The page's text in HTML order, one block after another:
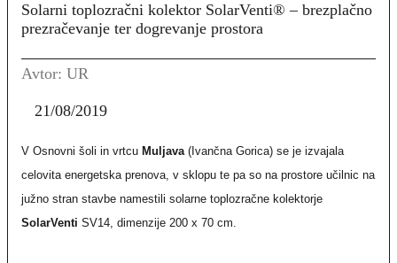
Solarni toplozračni kolektor SolarVenti® – brezplačno
prezračevanje ter dogrevanje prostora
Avtor: UR
21/08/2019
V Osnovni šoli in vrtcu Muljava(Ivančna Gorica) se je izvajala
celovita energetska prenova, v sklopu te pa so na prostore učilnic na
južno stran stavbe namestili solarne toplozračne kolektorje
SolarVenti SV14, dimenzije 200 x 70 cm.